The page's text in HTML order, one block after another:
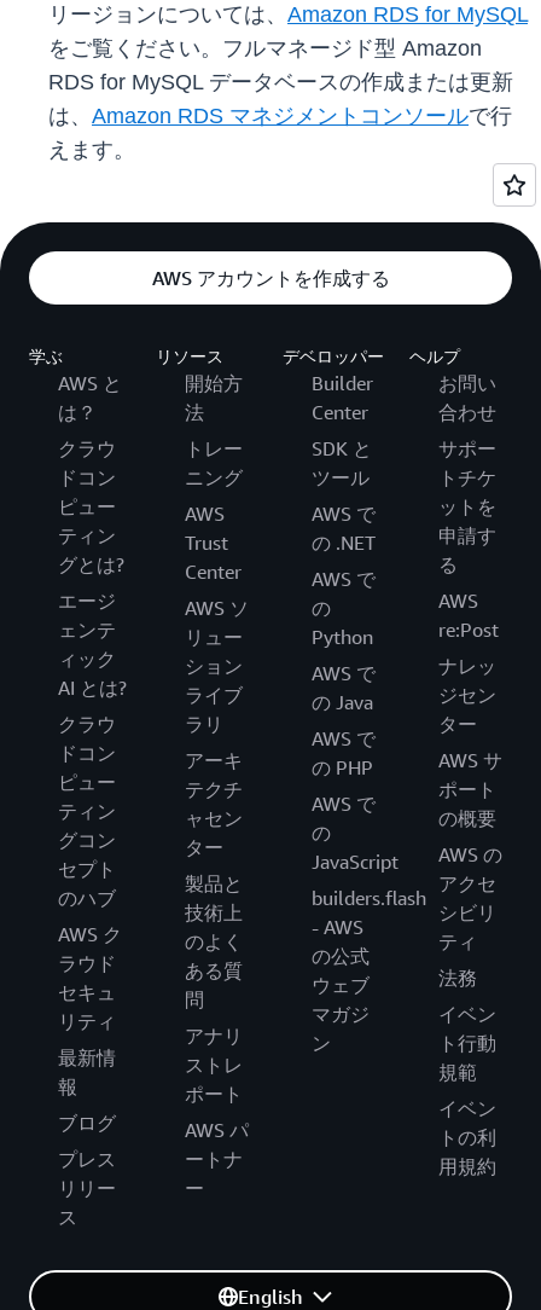
リージョンについては、 Amazon RDS for MySQL
をご覧ください。フルマネージド型 Amazon
RDS for MySQL データベースの作成または更新
は、 Amazon RDS マネジメントコンソールで行
えます。
AWS アカウントを作成する
学ぶ
AWS と
は？
クラウ
ドコン
ピュー
ティン
グとは?
エージ
ェンテ
ィック
AI とは?
クラウ
ドコン
ピュー
ティン
グコン
セプト
のハブ
AWS ク
ラウド
セキュ
リティ
最新情
報
ブログ
プレス
リリー
ス
リソース
開始方
法
トレー
ニング
AWS
Trust
Center
AWS ソ
リュー
ション
ライブ
ラリ
アーキ
テクチ
ャセン
ター
製品と
技術上
のよく
ある質
問
アナリ
ストレ
ポート
AWS パ
ートナ
ー
デベロッパー
Builder
Center
SDK と
ツール
AWS で
の .NET
AWS で
の
Python
AWS で
の Java
AWS で
の PHP
AWS で
の
JavaScript
builders.flash
- AWS
の公式
ウェブ
マガジ
ン
ヘルプ
お問い
合わせ
サポー
トチケ
ットを
申請す
る
AWS
re:Post
ナレッ
ジセン
ター
AWS サ
ポート
の概要
AWS の
アクセ
シビリ
ティ
法務
イベン
ト行動
規範
イベン
トの利
用規約
English